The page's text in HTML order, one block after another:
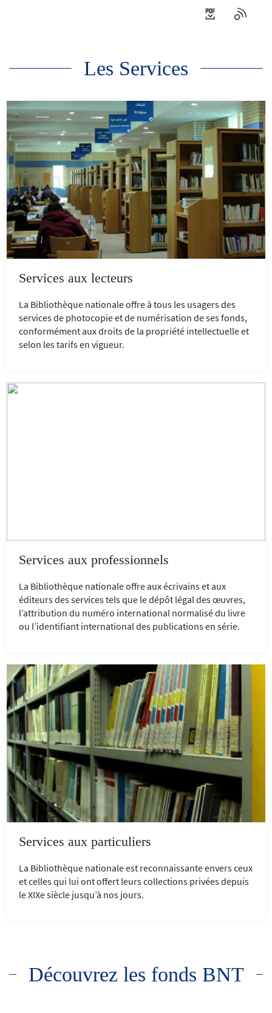
Les Services
Services aux lecteurs
La Bibliothèque nationale offre à tous les usagers des
services de photocopie et de numérisation de ses fonds,
conformément aux droits de la propriété intellectuelle et
selon les tarifs en vigueur.
Services aux professionnels
La Bibliothèque nationale offre aux écrivains et aux
éditeurs des services tels que le dépôt légal des œuvres,
l’attribution du numéro international normalisé du livre
ou l’identifiant international des publications en série.
Services aux particuliers
La Bibliothèque nationale est reconnaissante envers ceux
et celles qui lui ont offert leurs collections privées depuis
le XIXe siècle jusqu’à nos jours.
Découvrez les fonds BNT